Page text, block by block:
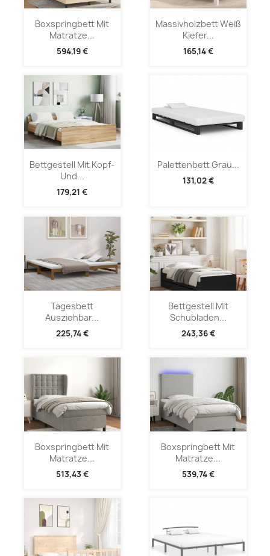
Boxspringbett Mit
Matratze...
594,19 €
Massivholzbett Weiß
Kiefer...
165,14 €
Bettgestell Mit Kopf-
Und...
179,21 €
Palettenbett Grau...
131,02 €
Tagesbett
Ausziehbar...
225,74 €
Bettgestell Mit
Schubladen...
243,36 €
Boxspringbett Mit
Matratze...
513,43 €
Boxspringbett Mit
Matratze...
539,74 €